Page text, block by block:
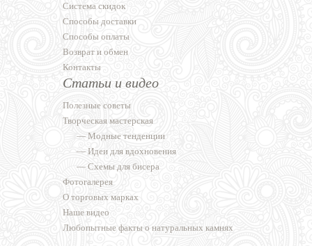
Система скидок
Способы доставки
Способы оплаты
Возврат и обмен
Контакты
Статьи и видео
Полезные советы
Творческая мастерская
— Модные тенденции
— Идеи для вдохновения
— Схемы для бисера
Фотогалерея
О торговых марках
Наше видео
Любопытные факты о натуральных камнях